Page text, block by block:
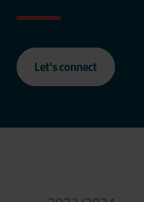
Let's connect